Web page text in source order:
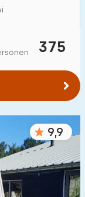
375
9,9